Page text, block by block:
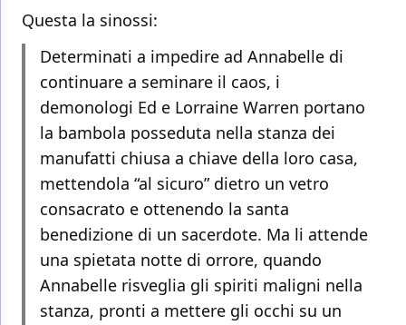
Questa la sinossi:
Determinati a impedire ad Annabelle di
continuare a seminare il caos, i
demonologi Ed e Lorraine Warren portano
la bambola posseduta nella stanza dei
manufatti chiusa a chiave della loro casa,
mettendola “al sicuro” dietro un vetro
consacrato e ottenendo la santa
benedizione di un sacerdote. Ma li attende
una spietata notte di orrore, quando
Annabelle risveglia gli spiriti maligni nella
stanza, pronti a mettere gli occhi su un